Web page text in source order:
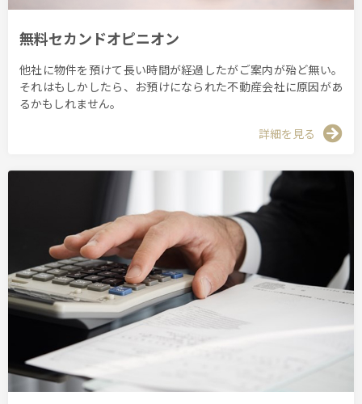
無料セカンドオピニオン
他社に物件を預けて長い時間が経過したがご案内が殆ど無い。
それはもしかしたら、お預けになられた不動産会社に原因があ
るかもしれません。
詳細を見る